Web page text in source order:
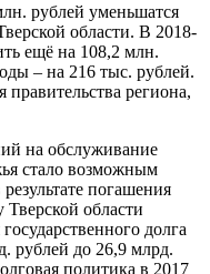
рублей уменьшатся
области. В 2018-
ещё на 108,2 млн.
– на 216 тыс. рублей.
правительства региона,
на обслуживание
стало возможным
погашения
области
долга
рублей до 26,9 млрд.
политика в 2017